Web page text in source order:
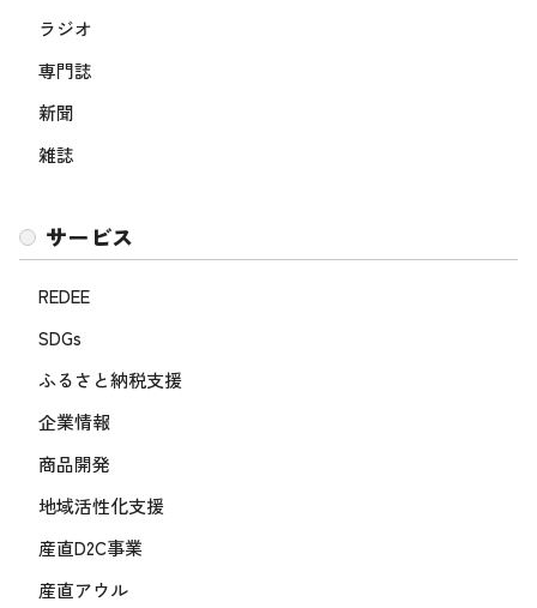
ラジオ
専門誌
新聞
雑誌
サービス
REDEE
SDGs
ふるさと納税支援
企業情報
商品開発
地域活性化支援
産直D2C事業
産直アウル